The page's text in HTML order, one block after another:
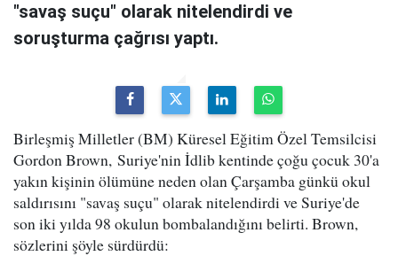
"savaş suçu" olarak nitelendirdi ve
soruşturma çağrısı yaptı.
Birleşmiş Milletler (BM) Küresel Eğitim Özel Temsilcisi
Gordon Brown, Suriye'nin İdlib kentinde çoğu çocuk 30'a
yakın kişinin ölümüne neden olan Çarşamba günkü okul
saldırısını "savaş suçu" olarak nitelendirdi ve Suriye'de
son iki yılda 98 okulun bombalandığını belirti. Brown,
sözlerini şöyle sürdürdü: